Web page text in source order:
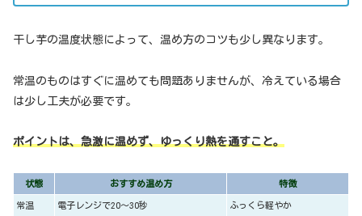
干し芋の温度状態によって、温め方のコツも少し異なります。
常温のものはすぐに温めても問題ありませんが、冷えている場合
は少し工夫が必要です。
ポイントは、急激に温めず、ゆっくり熱を通すこと。
状態 おすすめ温め方 特徴
常温 電子レンジで20〜30秒 ふっくら軽やか